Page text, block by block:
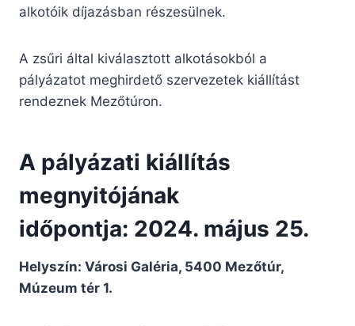
alkotóik díjazásban részesülnek.
A zsűri által kiválasztott alkotásokból a
pályázatot meghirdető szervezetek kiállítást
rendeznek Mezőtúron.
A pályázati kiállítás
megnyitójának
időpontja: 2024. május 25.
Helyszín: Városi Galéria, 5400 Mezőtúr,
Múzeum tér 1.